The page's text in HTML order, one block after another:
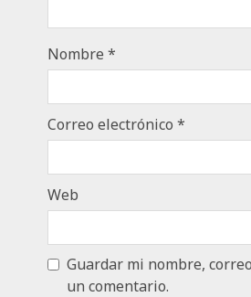
Nombre *
Correo electrónico *
Web
Guardar mi nombre,
un comentario.